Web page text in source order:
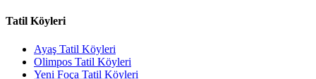
Tatil Köyleri
Ayaş Tatil Köyleri
Olimpos Tatil Köyleri
Yeni Foça Tatil Köyleri